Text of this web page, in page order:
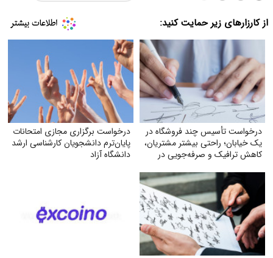
از کارزارهای زیر حمایت کنید:
درخواست تأسیس چند فروشگاه در
یک خیابان؛ راحتی بیشتر مشتریان،
کاهش ترافیک و صرفه‌جویی در
درخواست برگزاری مجازی امتحانات
پایان‌ترم دانشجویان کارشناسی ارشد
دانشگاه آزاد